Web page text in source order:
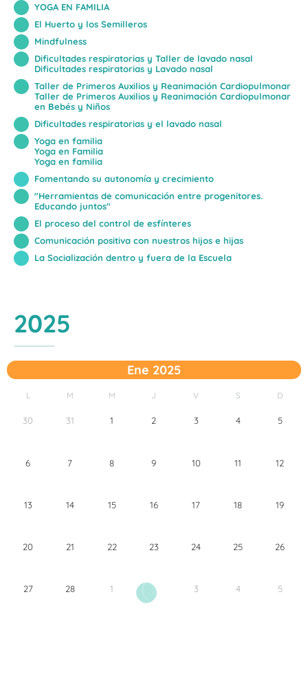
YOGA EN FAMILIA
El Huerto y los Semilleros
Mindfulness
Dificultades respiratorias y Taller de lavado nasal
Dificultades respiratorias y Lavado nasal
Taller de Primeros Auxilios y Reanimación Cardiopulmonar
Taller de Primeros Auxilios y Reanimación Cardiopulmonar
en Bebés y Niños
Dificultades respiratorias y el lavado nasal
Yoga en familia
Yoga en Familia
Yoga en familia
Fomentando su autonomía y crecimiento
"Herramientas de comunicación entre progenitores.
Educando juntos"
El proceso del control de esfínteres
Comunicación positiva con nuestros hijos e hijas
La Socialización dentro y fuera de la Escuela
2025
Ene 2025
L M M J V S D
30 31 1 2 3 4 5
6 7 8 9 10 11 12
13 14 15 16 17 18 19
20 21 22 23 24 25 26
27 28 1 2 3 4 5